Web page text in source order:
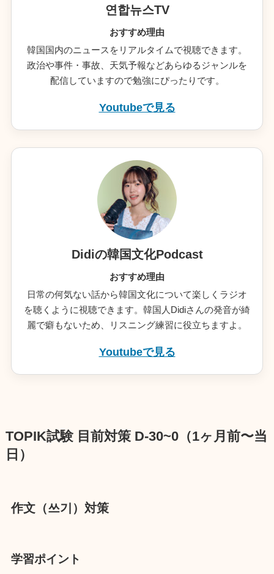
연합뉴스TV
おすすめ理由
韓国国内のニュースをリアルタイムで視聴できます。
政治や事件・事故、天気予報などあらゆるジャンルを
配信していますので勉強にぴったりです。
Youtubeで見る
Didiの韓国文化Podcast
おすすめ理由
日常の何気ない話から韓国文化について楽しくラジオ
を聴くように視聴できます。韓国人Didiさんの発音が綺
麗で癖もないため、リスニング練習に役立ちますよ。
Youtubeで見る
TOPIK試験 目前対策 D-30~0（1ヶ月前〜当
日）
作文（쓰기）対策
学習ポイント